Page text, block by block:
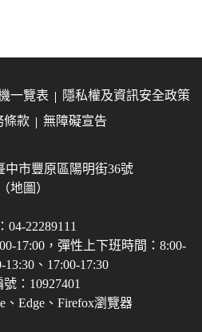
一覽表
隱私權及資訊安全政策
條款
無障礙宣告
中市豐原區陽明街36號
（地圖）
04-22289111
17:00，彈性上下班時間：8:00-
13:30、17:00-17:30
：10927401
、Edge、Firefox瀏覽器